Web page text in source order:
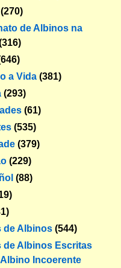
(270)
de Albinos na
a Vida (381)
(293)
(61)
(535)
(379)
(229)
(88)
de Albinos (544)
de Albinos Escritas
Incoerente